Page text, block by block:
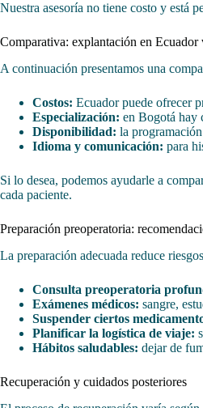
Nuestra asesoría no tiene costo y está
Comparativa: explantación en
A continuación presentamos una
Costos: Ecuador puede ofrecer
Especialización: en Bogotá hay
Disponibilidad: la
Idioma y comunicación: para
Si lo desea, podemos ayudarle a
cada paciente.
Preparación preoperatoria:
La preparación adecuada reduce
Consulta preoperatoria
Exámenes médicos: sangre,
Suspender ciertos
Planificar la logística de viaje:
Hábitos saludables: dejar de
Recuperación y cuidados posteriores